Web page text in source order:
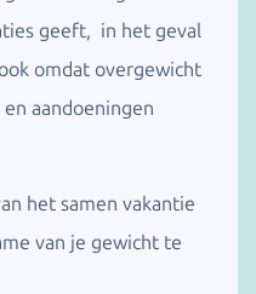
geeft, in het geval
omdat overgewicht
aandoeningen
het samen vakantie
van je gewicht te